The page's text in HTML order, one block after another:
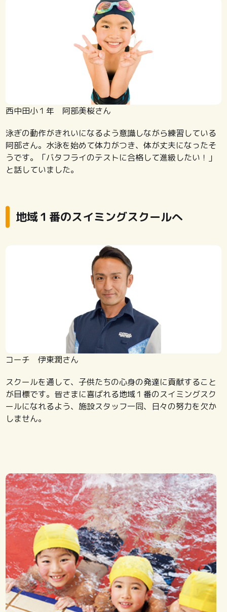
西中田小１年 阿部美桜さん
泳ぎの動作がきれいになるよう意識しながら練習している
阿部さん。水泳を始めて体力がつき、体が丈夫になったそ
うです。「バタフライのテストに合格して進級したい！」
と話していました。
地域１番のスイミングスクールへ
コーチ 伊東潤さん
スクールを通して、子供たちの心身の発達に貢献すること
が目標です。皆さまに喜ばれる地域１番のスイミングスク
ールになれるよう、施設スタッフ一同、日々の努力を欠か
しません。